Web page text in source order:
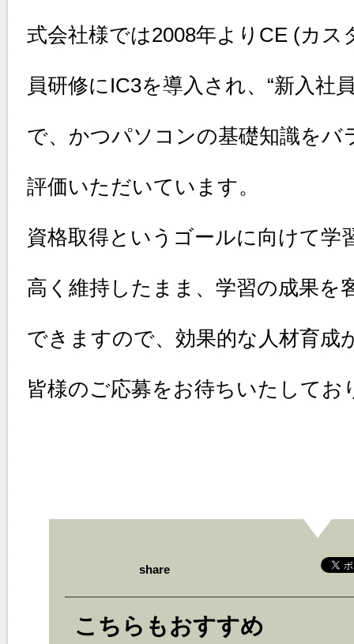
式会社様では2008年よりCE (カ
員研修にIC3を導入され、“新入社
で、かつパソコンの基礎知識をバ
評価いただいています。
資格取得というゴールに向けて学
高く維持したまま、学習の成果を
できますので、効果的な人材育成
皆様のご応募をお待ちいたしてお
share
こちらもおすすめ